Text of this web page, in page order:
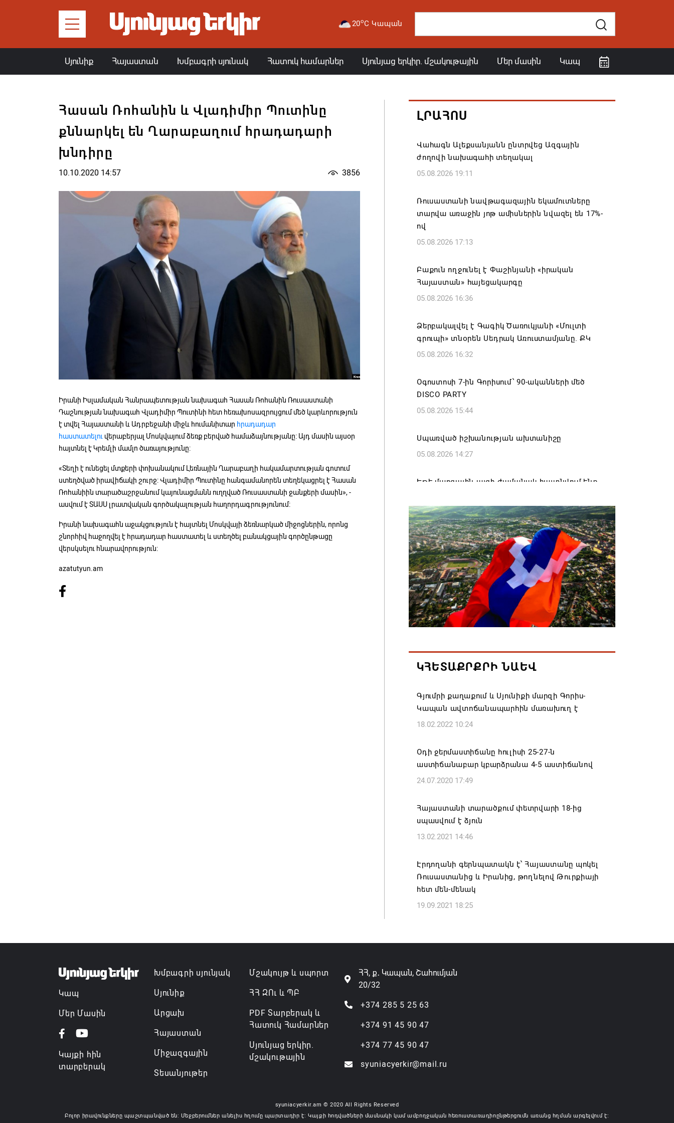
20oC Կապան
Սյունիք Հայաստան Խմբագրի սյունակ Հատուկ համարներ Սյունյաց երկիր. մշակութային Մեր մասին Կապ
Հասան Ռոհանին և Վլադիմիր Պուտինը
քննարկել են Ղարաբաղում հրադադարի
խնդիրը
10.10.2020 14:57 3856
Իրանի Իսլամական Հանրապետության նախագահ Հասան Ռոհանին Ռուսաստանի
Դաշնության նախագահ Վլադիմիր Պուտինի հետ հեռախոսազրույցում մեծ կարևորություն
է տվել Հայաստանի և Ադրբեջանի միջև հումանիտար հրադադար
հաստատելու վերաբերյալ Մոսկվայում ձեռք բերված համաձայնությանը: Այդ մասին այսօր
հայտնել է Կրեմլի մամլո ծառայությունը:
«Տեղի է ունեցել մտքերի փոխանակում Լեռնային Ղարաբաղի հակամարտության գոտում
ստեղծված իրավիճակի շուրջ: Վլադիմիր Պուտինը հանգամանորեն տեղեկացրել է Հասան
Ռոհանիին տարածաշրջանում կայունացմանն ուղղված Ռուսաստանի ջանքերի մասին», -
ասվում է ՏԱՍՍ լրատվական գործակալության հաղորդագրությունում:
Իրանի նախագահն աջակցություն է հայտնել Մոսկվայի ձեռնարկած միջոցներին, որոնց
շնորհիվ հաջողվել է հրադադար հաստատել և ստեղծել բանակցային գործընթացը
վերսկսելու հնարավորություն:
azatutyun.am
ԼՐԱՀՈՍ
Վահագն Ալեքսանյանն ընտրվեց Ազգային
ժողովի նախագահի տեղակալ
05.08.2026 19:11
Ռուսաստանի նավթագազային եկամուտները
տարվա առաջին յոթ ամիսներին նվազել են 17%-
ով
05.08.2026 17:13
Բաքուն ողջունել է Փաշինյանի «իրական
Հայաստան» հայեցակարգը
05.08.2026 16:36
Ձերբակալվել է Գագիկ Ծառուկյանի «Մուլտի
գրուպի» տնօրեն Սեդրակ Առուստամյանը. ՔԿ
05.08.2026 16:32
Օգոստոսի 7-ին Գորիսում՝ 90-ականների մեծ
DISCO PARTY
05.08.2026 15:44
Սպառված իշխանության ախտանիշը
05.08.2026 14:27
Եթե մարզային այցի ժամանակ հայտնվում ենք
պատգամավորը՝ ՔՊ-ականին
05.08.2026 12:08
Ամփոփվել են 2026թ. բուհական ընդունելության
արդյունքները. ՀՀ բուհերում այս տարի կսովորի
10958 առաջին կուրսեցի
05.08.2026 12:01
ԱՄՆ-ն կրկնապատկել է TRIPP նախագծի
05.08.2026 11:57
բնակարանների վարձակալության անվան տակ
խարդախություններ
05.08.2026 11:52
ՍԶՆԱԿ ԵՎ ԴԻՑՄԱՅՐԻ ԳՅՈՒՂԵՐԸ ԱՅՍՈՒՀԵՏԵՎ
ՀԱՄԱԿԱՐԳՎԱԾ ՋՐԱՄԱՏԱԿԱՐԱՐՈՒՄ ԿՈՒՆԵՆԱՆ
05.08.2026 11:26
Հայկ Դեմոյանը հանցագործության մասին
հաղորդում է ներկայացրել
05.08.2026 11:06
ԿՀԵՏԱՔՐՔՐԻ ՆԱԵՎ
Գյումրի քաղաքում և Սյունիքի մարզի Գորիս-
Կապան ավտոճանապարհին մառախուղ է
18.02.2022 10:24
Օդի ջերմաստիճանը հուլիսի 25-27-ն
աստիճանաբար կբարձրանա 4-5 աստիճանով
24.07.2020 17:49
Հայաստանի տարածքում փետրվարի 18-ից
սպասվում է ձյուն
13.02.2021 14:46
Էրդողանի գերնպատակն է՝ Հայաստանը պոկել
Ռուսաստանից և Իրանից, թողնելով Թուրքիայի
հետ մեն-մենակ
19.09.2021 18:25
Կապ
Մեր Մասին
Կայքի հին
տարբերակ
Խմբագրի սյունյակ
Սյունիք
Արցախ
Հայաստան
Միջազգային
Տեսանյութեր
Մշակույթ և սպորտ
ՀՀ ԶՈւ և ՊԲ
PDF Տարբերակ և
Հատուկ Համարներ
Սյունյաց երկիր.
մշակութային
ՀՀ, ք․ Կապան, Շահումյան
20/32
+374 285 5 25 63
+374 91 45 90 47
+374 77 45 90 47
syuniacyerkir@mail.ru
syuniacyerkir.am © 2020 All Rights Reserved
Բոլոր իրավունքները պաշտպանված են: Մեջբերումներ անելիս հղումը պարտադիր է: Կայքի հոդվածների մասնակի կամ ամբողջական հեռուստառադիոընթերցումն առանց հղման արգելվում է: